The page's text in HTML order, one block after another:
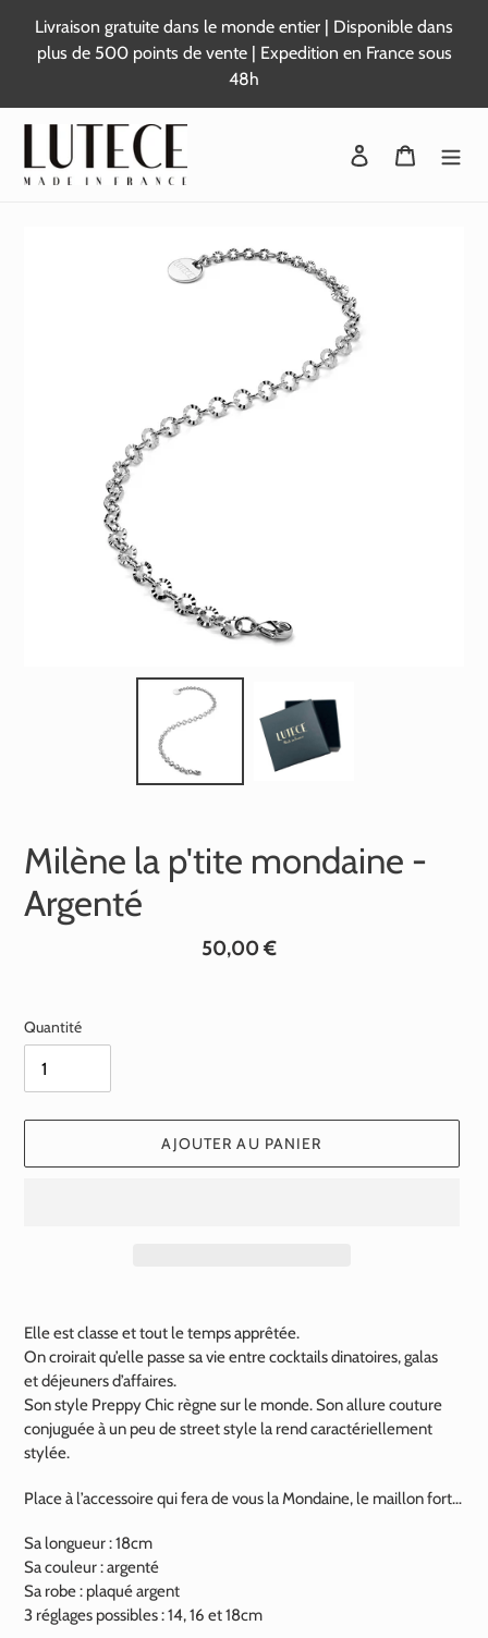
contenu
Livraison gratuite dans le monde entier | Disponible dans
plus de 500 points de vente | Expedition en France sous
48h
Se connecter
Panier
Milène la p'tite mondaine -
Argenté
Prix
50,00 €
Quantité
AJOUTER AU PANIER
d'un
produit
votre
panier
Elle est classe et tout le temps apprêtée.
On croirait qu’elle passe sa vie entre cocktails dinatoires, galas
et déjeuners d’affaires.
Son style Preppy Chic règne sur le monde. Son allure couture
conjuguée à un peu de street style la rend caractériellement
stylée.
Place à l’accessoire qui fera de vous la Mondaine, le maillon fort…
Sa longueur : 18cm
Sa couleur : argenté
Sa robe : plaqué argent
3 réglages possibles : 14, 16 et 18cm